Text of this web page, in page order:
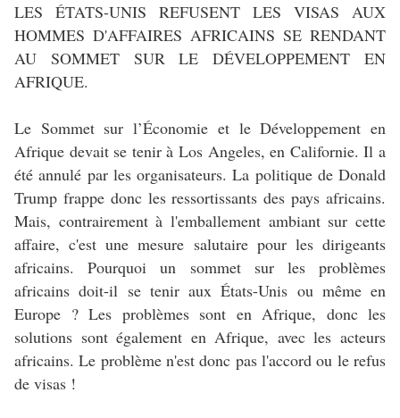
LES ÉTATS-UNIS REFUSENT LES VISAS AUX
HOMMES D'AFFAIRES AFRICAINS SE RENDANT
AU SOMMET SUR LE DÉVELOPPEMENT EN
AFRIQUE.
Le Sommet sur l’Économie et le Développement en
Afrique devait se tenir à Los Angeles, en Californie. Il a
été annulé par les organisateurs. La politique de Donald
Trump frappe donc les ressortissants des pays africains.
Mais, contrairement à l'emballement ambiant sur cette
affaire, c'est une mesure salutaire pour les dirigeants
africains. Pourquoi un sommet sur les problèmes
africains doit-il se tenir aux États-Unis ou même en
Europe ? Les problèmes sont en Afrique, donc les
solutions sont également en Afrique, avec les acteurs
africains. Le problème n'est donc pas l'accord ou le refus
de visas !